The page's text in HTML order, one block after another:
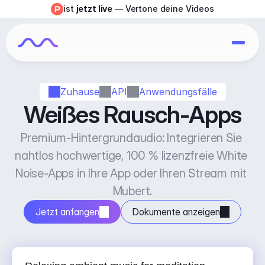
Zuhause API Anwendungsfälle
Weißes Rausch-Apps
Premium-Hintergrundaudio: Integrieren Sie
nahtlos hochwertige, 100 % lizenzfreie White
Noise-Apps in Ihre App oder Ihren Stream mit
Mubert.
Jetzt anfangen Dokumente anzeigen
ist jetzt live — Vertone deine Videos